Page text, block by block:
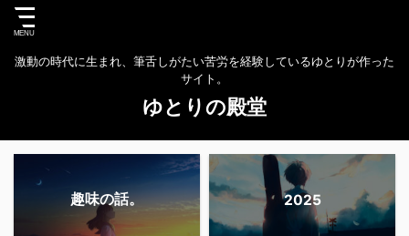
激動の時代に生まれ、筆舌しがたい苦労を経験しているゆとりが作った
サイト。
ゆとりの殿堂
趣味の話。 2025